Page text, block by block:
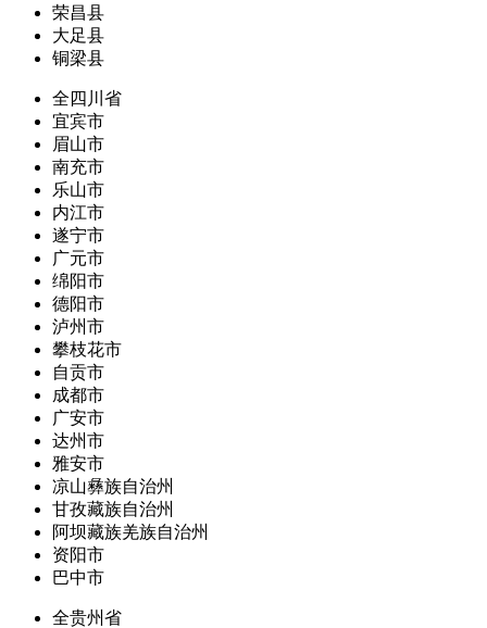
荣昌县
大足县
铜梁县
全四川省
宜宾市
眉山市
南充市
乐山市
内江市
遂宁市
广元市
绵阳市
德阳市
泸州市
攀枝花市
自贡市
成都市
广安市
达州市
雅安市
凉山彝族自治州
甘孜藏族自治州
阿坝藏族羌族自治州
资阳市
巴中市
全贵州省